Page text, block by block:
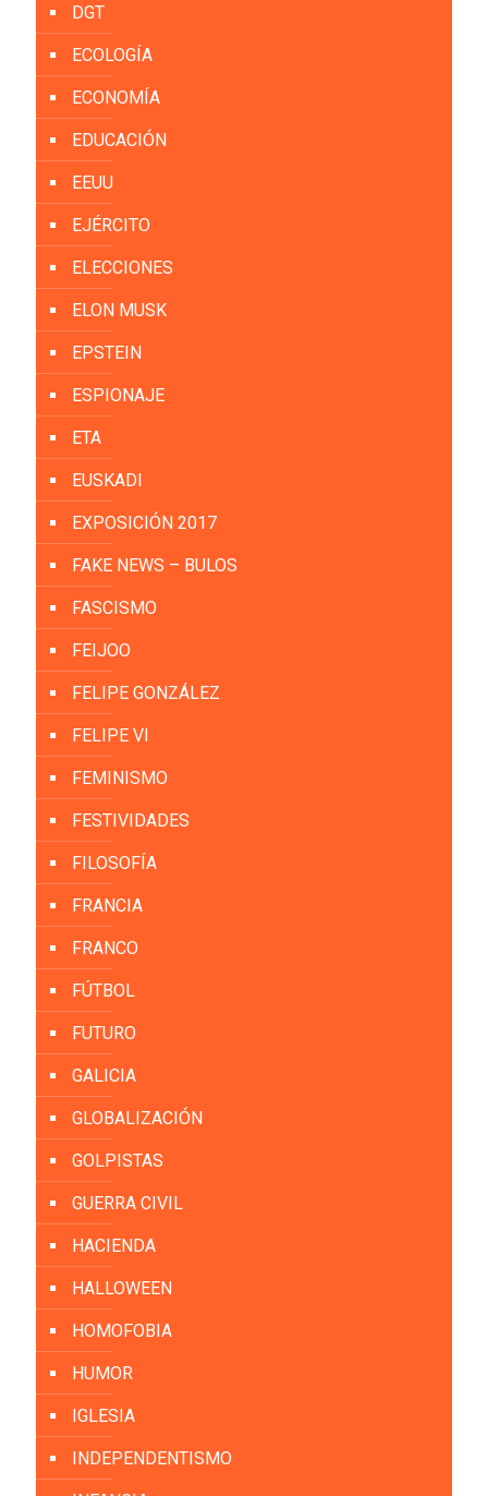
DGT
ECOLOGÍA
ECONOMÍA
EDUCACIÓN
EEUU
EJÉRCITO
ELECCIONES
ELON MUSK
EPSTEIN
ESPIONAJE
ETA
EUSKADI
EXPOSICIÓN 2017
FAKE NEWS – BULOS
FASCISMO
FEIJOO
FELIPE GONZÁLEZ
FELIPE VI
FEMINISMO
FESTIVIDADES
FILOSOFÍA
FRANCIA
FRANCO
FÚTBOL
FUTURO
GALICIA
GLOBALIZACIÓN
GOLPISTAS
GUERRA CIVIL
HACIENDA
HALLOWEEN
HOMOFOBIA
HUMOR
IGLESIA
INDEPENDENTISMO